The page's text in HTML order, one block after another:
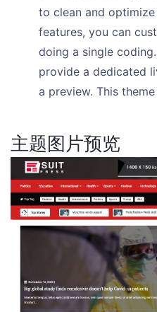
to clean and
features, you can
doing a single
provide a dedicated
a preview. This
主题图片预览